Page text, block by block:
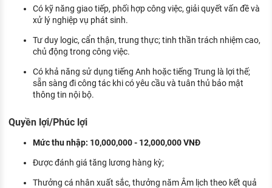
Có kỹ năng giao tiếp, phối hợp công việc, giải quyết vấn đề và
xử lý nghiệp vụ phát sinh.
Tư duy logic, cẩn thận, trung thực; tinh thần trách nhiệm cao,
chủ động trong công việc.
Có khả năng sử dụng tiếng Anh hoặc tiếng Trung là lợi thế;
sẵn sàng đi công tác khi có yêu cầu và tuân thủ bảo mật
thông tin nội bộ.
Quyền lợi/Phúc lợi
Mức thu nhập: 10,000,000 - 12,000,000 VNĐ
Được đánh giá tăng lương hàng kỳ;
Thưởng cá nhân xuất sắc, thưởng năm Âm lịch theo kết quả